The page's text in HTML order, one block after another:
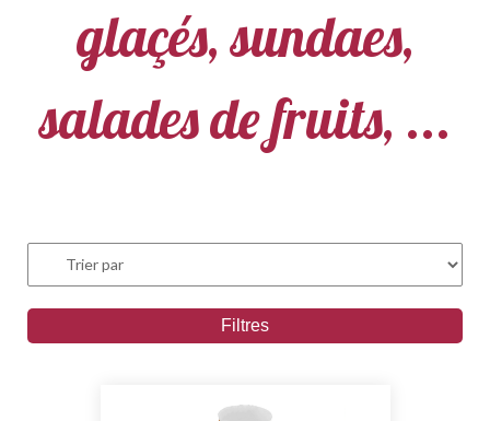
glaçés, sundaes,
salades de fruits, ...
Filtres